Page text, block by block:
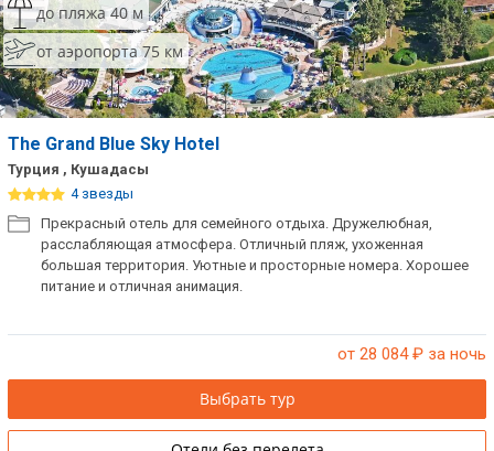
до пляжа 40 м
от аэропорта 75 км
The Grand Blue Sky Hotel
Турция , Кушадасы
4 звезды
Прекрасный отель для семейного отдыха. Дружелюбная,
расслабляющая атмосфера. Отличный пляж, ухоженная
большая территория. Уютные и просторные номера. Хорошее
питание и отличная анимация.
от 28 084₽ за ночь
Выбрать тур